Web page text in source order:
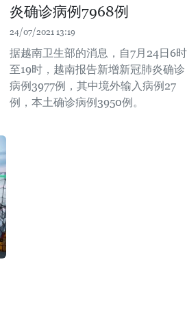
炎确诊病例7968例
24/07/2021 13:19
据越南卫生部的消息，自7月24日6时
至19时，越南报告新增新冠肺炎确诊
病例3977例，其中境外输入病例27
例，本土确诊病例3950例。